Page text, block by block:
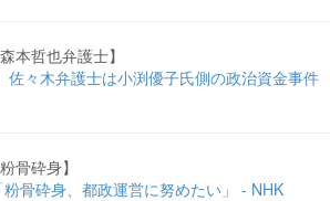
本哲也弁護士】
佐々木弁護士は小渕優子氏側の政治資金事件
骨砕身】
骨砕身、都政運営に努めたい」 - NHK